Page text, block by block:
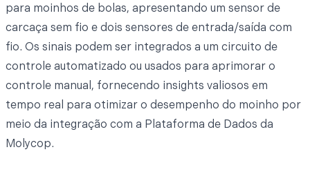
para moinhos de bolas, apresentando um sensor de
carcaça sem fio e dois sensores de entrada/saída com
fio. Os sinais podem ser integrados a um circuito de
controle automatizado ou usados para aprimorar o
controle manual, fornecendo insights valiosos em
tempo real para otimizar o desempenho do moinho por
meio da integração com a Plataforma de Dados da
Molycop.